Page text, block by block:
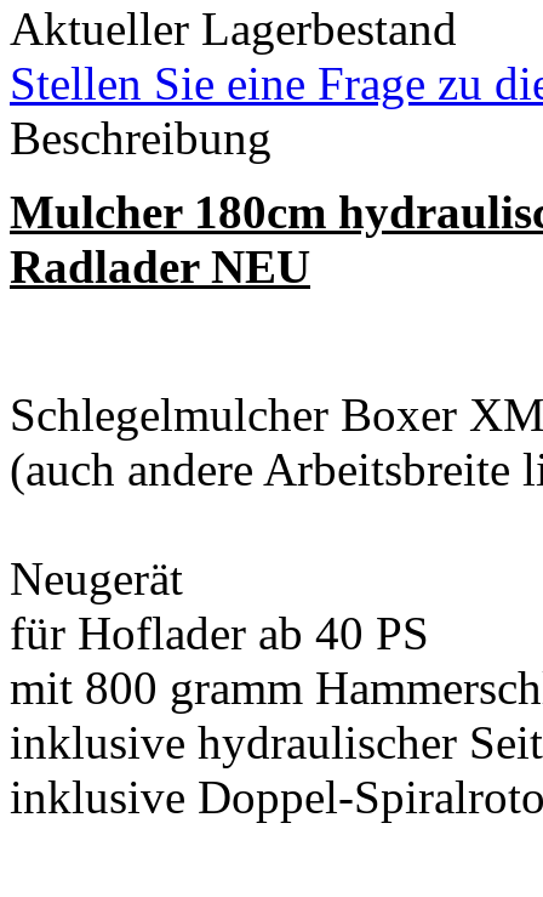
Aktueller Lagerbestand
Stellen Sie eine Frage zu
Beschreibung
Mulcher 180cm
Radlader NEU
Schlegelmulcher Boxer
(auch andere Arbeitsbreite
Neugerät
für Hoflader ab 40 PS
mit 800 gramm
inklusive hydraulischer
inklusive Doppel-